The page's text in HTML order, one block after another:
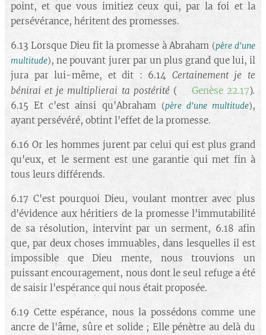
point, et que vous imitiez ceux qui, par la foi et la
persévérance, héritent des promesses.
6.13 Lorsque Dieu fit la promesse à Abraham (père d'une
multitude), ne pouvant jurer par un plus grand que lui, il
jura par lui-même, et dit : 6.14 Certainement je te
bénirai et je multiplierai ta postérité (➡️ Genèse 22.17).
6.15 Et c'est ainsi qu'Abraham (père d'une multitude),
ayant persévéré, obtint l'effet de la promesse.
6.16 Or les hommes jurent par celui qui est plus grand
qu'eux, et le serment est une garantie qui met fin à
tous leurs différends.
6.17 C'est pourquoi Dieu, voulant montrer avec plus
d'évidence aux héritiers de la promesse l'immutabilité
de sa résolution, intervint par un serment, 6.18 afin
que, par deux choses immuables, dans lesquelles il est
impossible que Dieu mente, nous trouvions un
puissant encouragement, nous dont le seul refuge a été
de saisir l'espérance qui nous était proposée.
6.19 Cette espérance, nous la possédons comme une
ancre de l'âme, sûre et solide ; Elle pénètre au delà du